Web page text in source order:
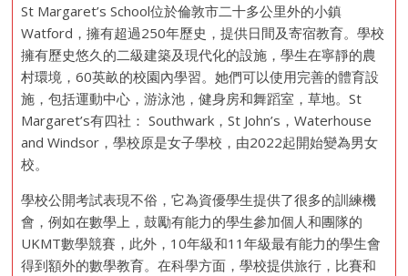
St Margaret’s School位於倫敦市二十多公里外的小鎮
Watford，擁有超過250年歷史，提供日間及寄宿教育。學校
擁有歷史悠久的二級建築及現代化的設施，學生在寧靜的農
村環境，60英畝的校園內學習。她們可以使用完善的體育設
施，包括運動中心，游泳池，健身房和舞蹈室，草地。St
Margaret’s有四社： Southwark，St John’s，Waterhouse
and Windsor，學校原是女子學校，由2022起開始變為男女
校。
學校公開考試表現不俗，它為資優學生提供了很多的訓練機
會，例如在數學上，鼓勵有能力的學生參加個人和團隊的
UKMT數學競賽，此外，10年級和11年級最有能力的學生會
得到額外的數學教育。在科學方面，學校提供旅行，比賽和